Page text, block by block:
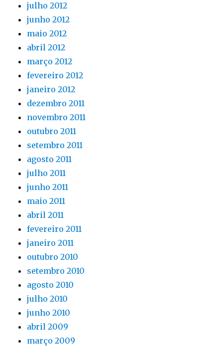
julho 2012
junho 2012
maio 2012
abril 2012
março 2012
fevereiro 2012
janeiro 2012
dezembro 2011
novembro 2011
outubro 2011
setembro 2011
agosto 2011
julho 2011
junho 2011
maio 2011
abril 2011
fevereiro 2011
janeiro 2011
outubro 2010
setembro 2010
agosto 2010
julho 2010
junho 2010
abril 2009
março 2009